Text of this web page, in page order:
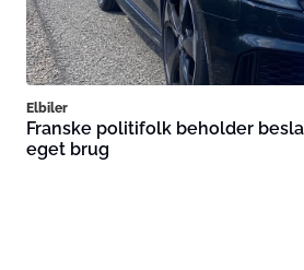
Elbiler
Franske politifolk beholder
eget brug